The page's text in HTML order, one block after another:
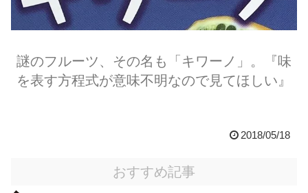
謎のフルーツ、その名も「キワーノ」。『味
を表す方程式が意味不明なので見てほしい』
2018/05/18
おすすめ記事